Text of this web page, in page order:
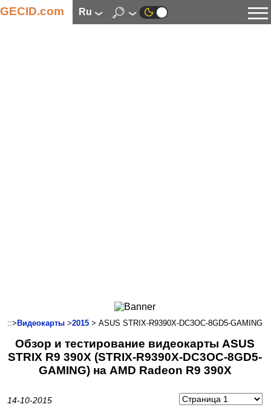
GECID.com ru
Смартфоны
Коммуникации
Автоэлектроника
Программное обеспечение
::> Видеокарты >2015 > ASUS STRIX-R9390X-DC3OC-8GD5-GAMING
Обзор и тестирование видеокарты ASUS
STRIX R9 390X (STRIX-R9390X-DC3OC-8GD5-
GAMING) на AMD Radeon R9 390X
14-10-2015